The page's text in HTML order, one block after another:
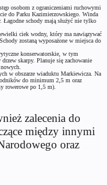
osobom z ograniczeniami ruchowymi
do Parku Kazimierzowskiego. Winda
schody mają służyć nie tylko
ciek wodny, który ma nawiązywać
zostaną wyposażone w miejsca do
konserwatorskie, w tym
skarpy. Planuje się zachowanie
w obszarze wiaduktu Markiewicza. Na
do minimum 2,5 m oraz
rowerowe po 1,5 m).
zalecenia do
między innymi
oraz